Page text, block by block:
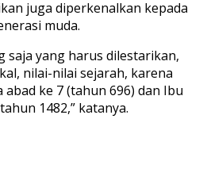
juga diperkenalkan kepada
muda.
saja yang harus dilestarikan,
nilai-nilai sejarah, karena
ke 7 (tahun 696) dan Ibu
1482,” katanya.